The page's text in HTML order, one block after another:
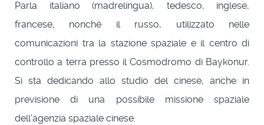
Parla italiano (madrelingua), tedesco, inglese,
francese, nonché il russo, utilizzato nelle
comunicazioni tra la stazione spaziale e il centro di
controllo a terra presso il Cosmodromo di Baykonur.
Si sta dedicando allo studio del cinese, anche in
previsione di una possibile missione spaziale
dell'agenzia spaziale cinese.